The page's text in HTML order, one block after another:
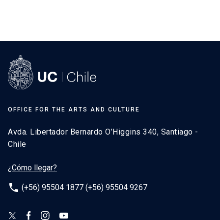
OFFICE FOR THE ARTS AND CULTURE
Avda. Libertador Bernardo O’Higgins 340, Santiago -
Chile
¿Cómo llegar?
phone (+56) 95504 1877 (+56) 95504 9267